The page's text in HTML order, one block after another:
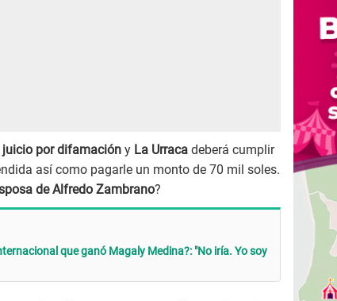
juicio por difamación y La Urraca deberá cumplir
así como pagarle un monto de 70 mil soles.
de Alfredo Zambrano?
que ganó Magaly Medina?: "No iría. Yo soy